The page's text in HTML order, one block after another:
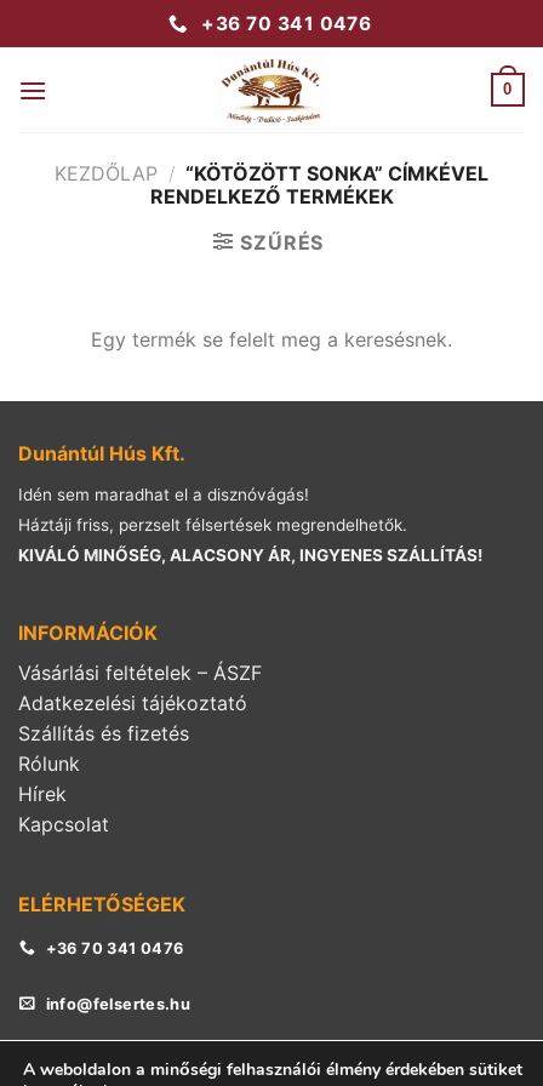
to
+36 70 341 0476
0
KEZDŐLAP / “KÖTÖZÖTT SONKA” CÍMKÉVEL
RENDELKEZŐ TERMÉKEK
SZŰRÉS
Egy termék se felelt meg a keresésnek.
Dunántúl Hús Kft.
Idén sem maradhat el a disznóvágás!
Háztáji friss, perzselt félsertések megrendelhetők.
KIVÁLÓ MINŐSÉG, ALACSONY ÁR, INGYENES SZÁLLÍTÁS!
INFORMÁCIÓK
Vásárlási feltételek – ÁSZF
Adatkezelési tájékoztató
Szállítás és fizetés
Rólunk
Hírek
Kapcsolat
ELÉRHETŐSÉGEK
+36 70 341 0476
info@felsertes.hu
A weboldalon a minőségi felhasználói élmény érdekében sütiket